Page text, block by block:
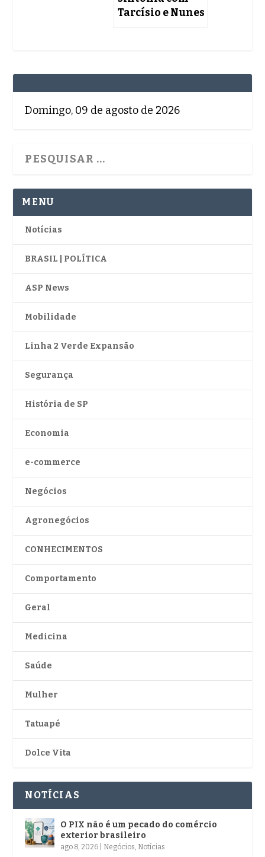
Tarcísio e Nunes
Domingo, 09 de agosto de 2026
MENU
Notícias
BRASIL | POLÍTICA
ASP News
Mobilidade
Linha 2 Verde Expansão
Segurança
História de SP
Economia
e-commerce
Negócios
Agronegócios
CONHECIMENTOS
Comportamento
Geral
Medicina
Saúde
Mulher
Tatuapé
Dolce Vita
NOTÍCIAS
O PIX não é um pecado do comércio
exterior brasileiro
ago 8, 2026 Negócios, Notícias